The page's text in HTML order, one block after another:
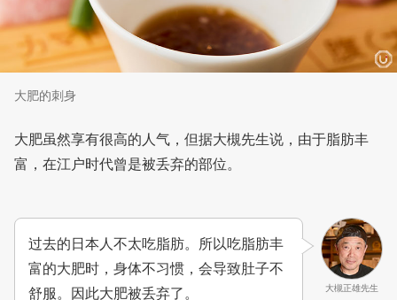
大肥的刺身
大肥虽然享有很高的人气，但据大槻先生说，由于脂肪丰
富，在江户时代曾是被丢弃的部位。
大槻正雄先生
过去的日本人不太吃脂肪。所以吃脂肪丰
富的大肥时，身体不习惯，会导致肚子不
舒服。因此大肥被丢弃了。